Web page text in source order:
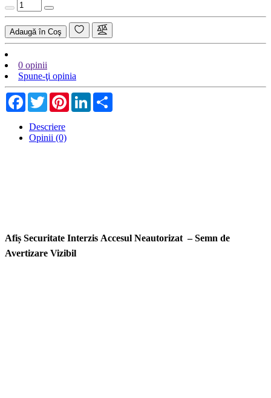
Adaugă în Coş
0 opinii
Spune-ţi opinia
Facebook
TwitterPinterestLinkedIn
Descriere
Opinii (0)
Afiș Securitate Interzis Accesul Neautorizat – Semn de
Avertizare Vizibil